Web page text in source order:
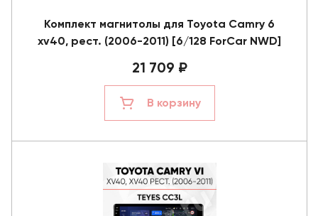
Комплект магнитолы для Toyota Camry 6
xv40, рест. (2006-2011) [6/128 ForCar NWD]
21 709 ₽
В корзину